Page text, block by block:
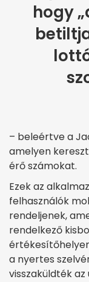
hogy
– beleértve a
amelyen
érő számokat.
Ezek az
felhasználók
rendeljenek,
rendelkező
a nyertes
visszaküldték az